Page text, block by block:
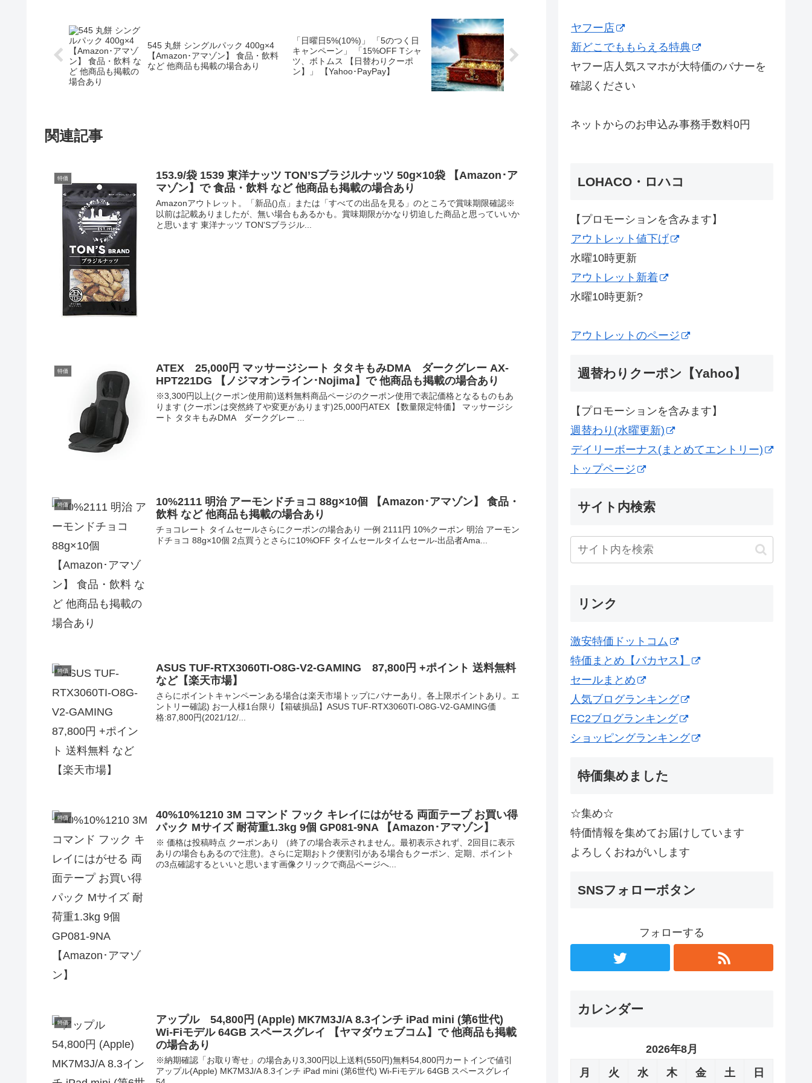
545 丸餅 シングルパック 400g×4
【Amazon･アマゾン】 食品・飲料
など 他商品も掲載の場合あり
「日曜日5%(10%)」 「5のつく日
キャンペーン」 「15%OFF Tシャ
ツ、ボトムス 【日替わりクーポ
ン】」 【Yahoo･PayPay】
関連記事
特価
153.9/袋 1539 東洋ナッツ TON’Sブラジルナッツ 50g×10袋 【Amazon･ア
マゾン】で 食品・飲料 など 他商品も掲載の場合あり
Amazonアウトレット。「新品()点」または「すべての出品を見る」のところで賞味期限確認※
以前は記載ありましたが、無い場合もあるかも。賞味期限がかなり切迫した商品と思っていいか
と思います 東洋ナッツ TON'Sブラジル...
特価
ATEX 25,000円 マッサージシート タタキもみDMA ダークグレー AX-
HPT221DG 【ノジマオンライン･Nojima】で 他商品も掲載の場合あり
※3,300円以上(クーポン使用前)送料無料商品ページのクーポン使用で表記価格となるものもあ
ります (クーポンは突然終了や変更があります)25,000円ATEX 【数量限定特価】 マッサージシ
ート タタキもみDMA ダークグレー ...
特価
10%2111 明治 アーモンドチョコ 88g×10個 【Amazon･アマゾン】 食品・
飲料 など 他商品も掲載の場合あり
チョコレート タイムセールさらにクーポンの場合あり 一例 2111円 10%クーポン 明治 アーモン
ドチョコ 88g×10個 2点買うとさらに10%OFF タイムセールタイムセール-出品者Ama...
特価
ASUS TUF-RTX3060TI-O8G-V2-GAMING 87,800円 +ポイント 送料無料
など【楽天市場】
さらにポイントキャンペーンある場合は楽天市場トップにバナーあり。各上限ポイントあり。エ
ントリー確認) お一人様1台限り【箱破損品】ASUS TUF-RTX3060TI-O8G-V2-GAMING価
格:87,800円(2021/12/...
特価
40%10%1210 3M コマンド フック キレイにはがせる 両面テープ お買い得
パック Mサイズ 耐荷重1.3kg 9個 GP081-9NA 【Amazon･アマゾン】
※ 価格は投稿時点 クーポンあり （終了の場合表示されません。最初表示されず、2回目に表示
ありの場合もあるので注意)。さらに定期おトク便割引がある場合もクーポン、定期、ポイント
の3点確認するといいと思います画像クリックで商品ページへ...
特価
アップル 54,800円 (Apple) MK7M3J/A 8.3インチ iPad mini (第6世代)
Wi-Fiモデル 64GB スペースグレイ 【ヤマダウェブコム】で 他商品も掲載
の場合あり
※納期確認「お取り寄せ」の場合あり3,300円以上送料(550円)無料54,800円カートインで値引
アップル(Apple) MK7M3J/A 8.3インチ iPad mini (第6世代) Wi-Fiモデル 64GB スペースグレイ
ヤフー店
新どこでももらえる特典
ヤフー店人気スマホが大特価のバナーを
確認ください
ネットからのお申込み事務手数料0円
LOHACO・ロハコ
【プロモーションを含みます】
アウトレット値下げ
水曜10時更新
アウトレット新着
水曜10時更新?
アウトレットのページ
週替わりクーポン【Yahoo】
【プロモーションを含みます】
週替わり(水曜更新)
デイリーボーナス(まとめてエントリー)
トップページ
サイト内検索
リンク
激安特価ドットコム
特価まとめ【バカヤス】
セールまとめ
人気ブログランキング
FC2ブログランキング
ショッピングランキング
特価集めました
☆集め☆
特価情報を集めてお届けしています
よろしくおねがいします
SNSフォローボタン
フォローする
カレンダー
2026年8月
月
火 水 木 金 土 日